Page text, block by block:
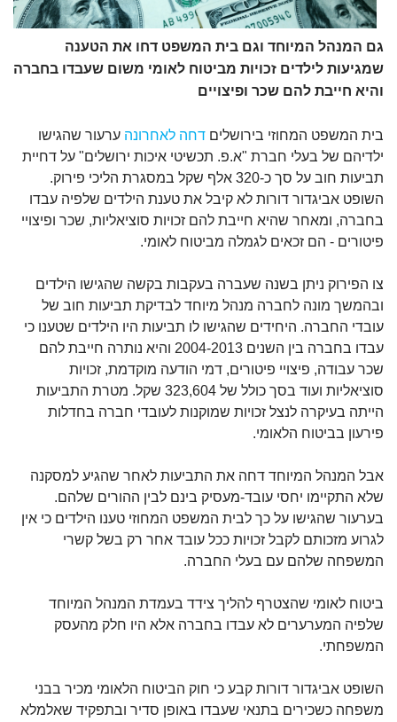
גם המנהל המיוחד וגם בית המשפט דחו את הטענה
שמגיעות לילדים זכויות מביטוח לאומי משום שעבדו בחברה
והיא חייבת להם שכר ופיצויים
בית המשפט המחוזי בירושלים דחה לאחרונה ערעור שהגישו
ילדיהם של בעלי חברת "א.פ. תכשיטי איכות ירושלים" על דחיית
תביעות חוב על סך כ-320 אלף שקל במסגרת הליכי פירוק.
השופט אביגדור דורות לא קיבל את טענת הילדים שלפיה עבדו
בחברה, ומאחר שהיא חייבת להם זכויות סוציאליות, שכר ופיצויי
פיטורים - הם זכאים לגמלה מביטוח לאומי.
צו הפירוק ניתן בשנה שעברה בעקבות בקשה שהגישו הילדים
ובהמשך מונה לחברה מנהל מיוחד לבדיקת תביעות חוב של
עובדי החברה. היחידים שהגישו לו תביעות היו הילדים שטענו כי
עבדו בחברה בין השנים 2004-2013 והיא נותרה חייבת להם
שכר עבודה, פיצויי פיטורים, דמי הודעה מוקדמת, זכויות
סוציאליות ועוד בסך כולל של 323,604 שקל. מטרת התביעות
הייתה בעיקרה לנצל זכויות שמוקנות לעובדי חברה בחדלות
פירעון בביטוח הלאומי.
אבל המנהל המיוחד דחה את התביעות לאחר שהגיע למסקנה
שלא התקיימו יחסי עובד-מעסיק בינם לבין ההורים שלהם.
בערעור שהגישו על כך לבית המשפט המחוזי טענו הילדים כי אין
לגרוע מזכותם לקבל זכויות ככל עובד אחר רק בשל קשרי
המשפחה שלהם עם בעלי החברה.
ביטוח לאומי שהצטרף להליך צידד בעמדת המנהל המיוחד
שלפיה המערערים לא עבדו בחברה אלא היו חלק מהעסק
המשפחתי.
השופט אביגדור דורות קבע כי חוק הביטוח הלאומי מכיר בבני
משפחה כשכירים בתנאי שעבדו באופן סדיר ובתפקיד שאלמלא